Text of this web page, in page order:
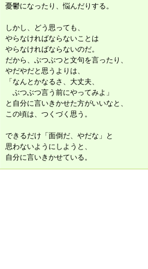
憂鬱になったり、悩んだりする。
しかし、どう思っても、
やらなければならないことは
やらなければならないのだ。
だから、ぶつぶつと文句を言ったり、
やだやだと思うよりは、
「なんとかなるさ、大丈夫、
ぶつぶつ言う前にやってみよ」
と自分に言いきかせた方がいいなと、
この頃は、つくづく思う。
できるだけ「面倒だ、やだな」と
思わないようにしようと、
自分に言いきかせている。